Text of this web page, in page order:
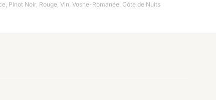
, Pinot Noir, Rouge, Vin, Vosne-Romanée, Côte de Nuits